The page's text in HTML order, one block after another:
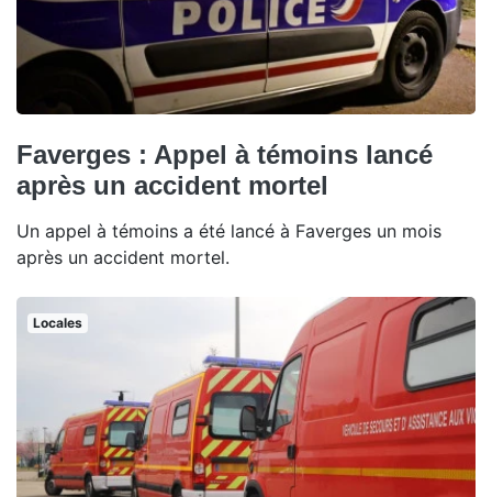
Faverges : Appel à témoins lancé
après un accident mortel
Un appel à témoins a été lancé à Faverges un mois
après un accident mortel.
Locales